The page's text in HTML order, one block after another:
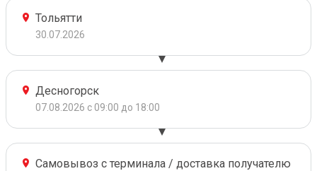
Тольятти
30.07.2026
Десногорск
07.08.2026 с 09:00 до 18:00
Самовывоз с терминала / доставка получателю